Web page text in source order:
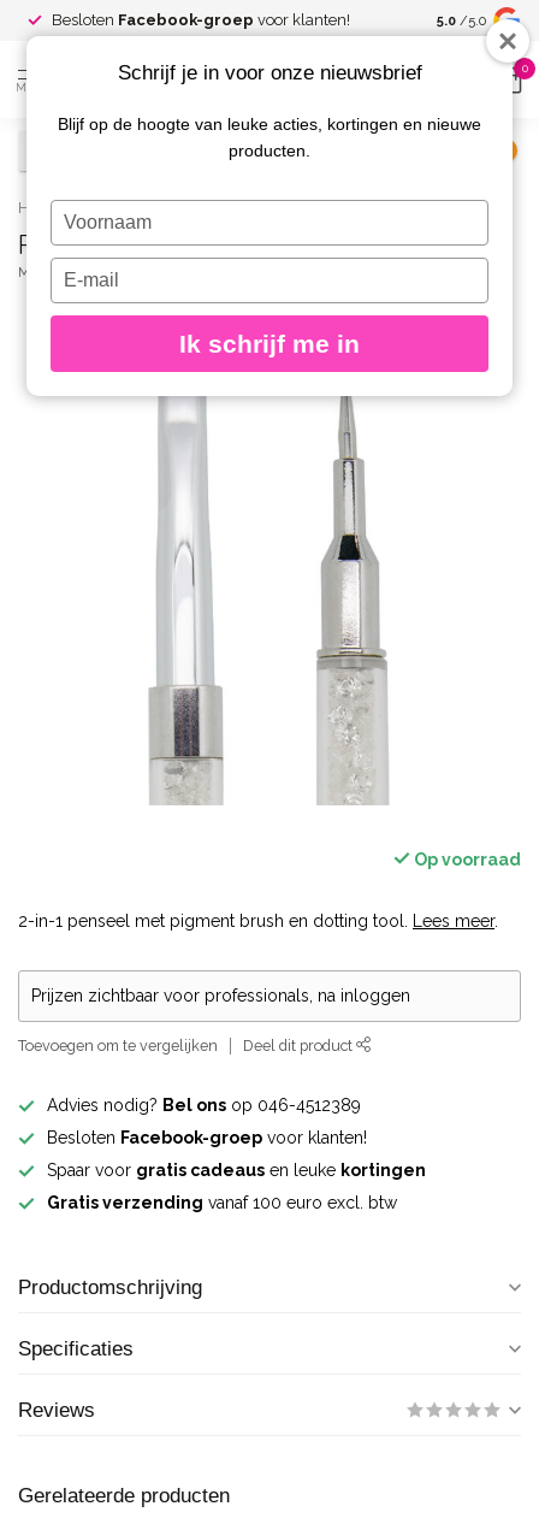
Besloten Facebook-groep voor klanten! Spaar voor
kortingen
5.0 /5.0
MENU
0
Home / Rhinestone Pigment Brush & Dotting Tool
Rhinestone Pigment Brush & Dotting Tool
MAGNETIC
Op voorraad
2-in-1 penseel met pigment brush en dotting tool. Lees meer.
Prijzen zichtbaar voor professionals, na inloggen
Toevoegen om te vergelijken Deel dit product
Advies nodig? Bel ons op 046-4512389
Besloten Facebook-groep voor klanten!
Spaar voor gratis cadeaus en leuke kortingen
Gratis verzending vanaf 100 euro excl. btw
Productomschrijving
Specificaties
Reviews
Gerelateerde producten
Schrijf je in voor onze nieuwsbrief
Blijf op de hoogte van leuke acties, kortingen en nieuwe
producten.
Typ
je
naam
Typ
je
e-
in
Ik schrijf me in